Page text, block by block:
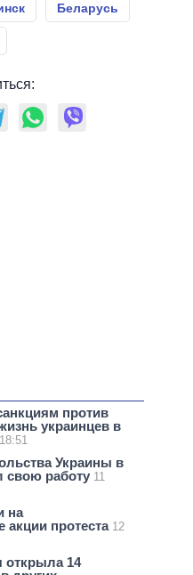
Беларусь
против
украинцев в
Украины в
свою работу 11
на
акции протеста 12
открыла 14